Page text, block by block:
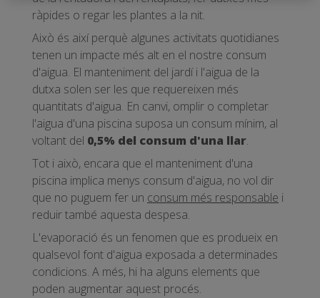
ràpides o regar les plantes a la nit.
Això és així perquè algunes activitats quotidianes
tenen un impacte més alt en el nostre consum
d'aigua. El manteniment del jardí i l'aigua de la
dutxa solen ser les que requereixen més
quantitats d'aigua. En canvi, omplir o completar
l'aigua d'una piscina suposa un consum mínim, al
voltant del 0,5% del consum d'una llar.
Tot i això, encara que el manteniment d'una
piscina implica menys consum d'aigua, no vol dir
que no puguem fer un consum més responsable i
reduir també aquesta despesa.
L'evaporació és un fenomen que es produeix en
qualsevol font d'aigua exposada a determinades
condicions. A més, hi ha alguns elements que
poden augmentar aquest procés.